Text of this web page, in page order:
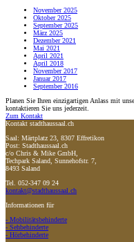
November 2025
Oktober 2025
September 2025
März 2025
Dezember 2021
Mai 2021
April 2021
April 2018
November 2017
Januar 2017
September 2016
Planen Sie Ihren einzigartigen Anlass mit
kontaktieren Sie uns jederzeit.
Zum Kontakt
Kontakt stadthaussaal.ch
Saal: Märtplatz 23, 8307 Effretikon
Post: Stadthaussaal.ch
c/o Chris & Mike GmbH,
Techpark Saland, Sunnehofstr. 7,
8493 Saland
Tel. 052-347 09 24
kontakt@stadthaussaal.ch
Informationen für
- Mobilitätsbehinderte
- Sehbehinderte
- Hörbehinderte